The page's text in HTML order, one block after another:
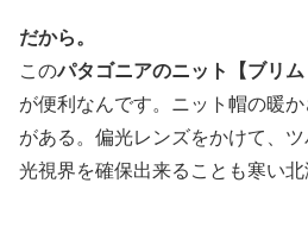
だから。
このパタゴニアのニット【ブリ
が便利なんです。ニット帽の暖
がある。偏光レンズをかけて、
光視界を確保出来ることも寒い北